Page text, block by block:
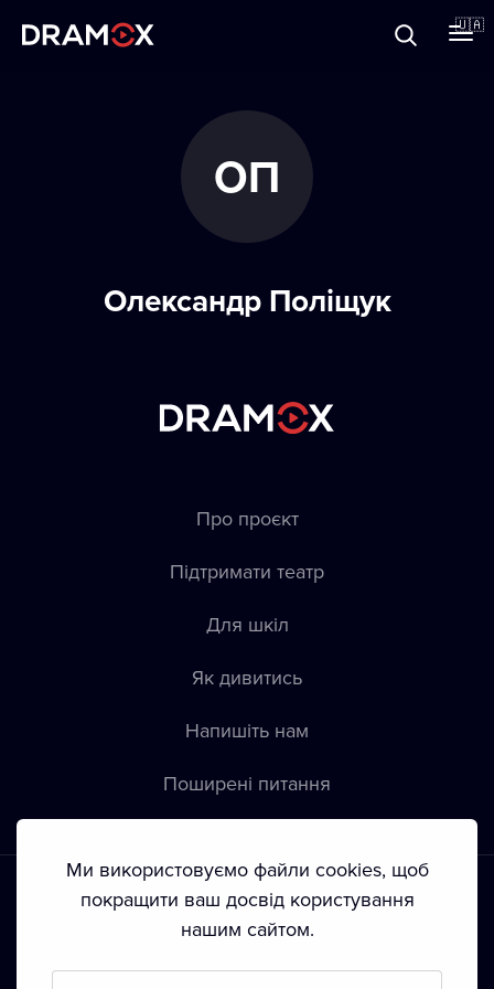
🇺🇦
Зареєструватися
ОП
Олександр Поліщук
Про проєкт
Підтримати театр
Для шкіл
Як дивитись
Напишіть нам
Пoширені питання
Положення й умови • Конфіденційність • Автoрські права
Ми використовуємо файли cookies, щоб
покращити ваш досвід користування
нашим сайтом.